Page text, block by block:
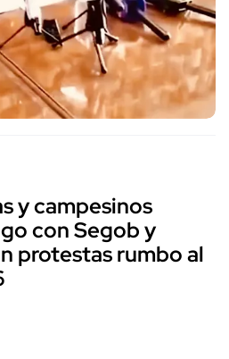
y campesinos
con Segob y
protestas rumbo al